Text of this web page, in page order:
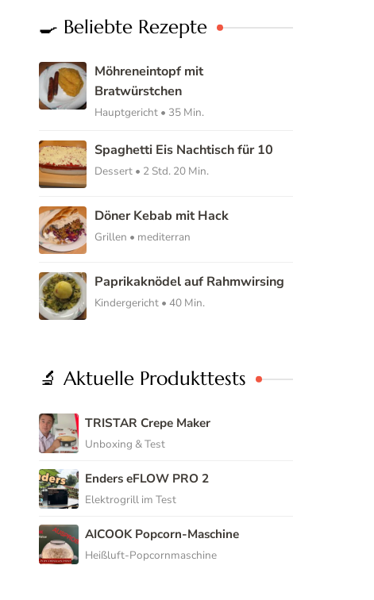
🍳 Beliebte Rezepte
Möhreneintopf mit
Bratwürstchen
Hauptgericht • 35 Min.
Spaghetti Eis Nachtisch für 10
Dessert • 2 Std. 20 Min.
Döner Kebab mit Hack
Grillen • mediterran
Paprikaknödel auf Rahmwirsing
Kindergericht • 40 Min.
🔬 Aktuelle Produkttests
TRISTAR Crepe Maker
Unboxing & Test
Enders eFLOW PRO 2
Elektrogrill im Test
AICOOK Popcorn-Maschine
Heißluft-Popcornmaschine